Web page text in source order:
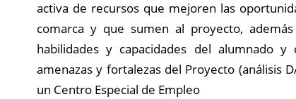
activa de recursos que mejoren las
comarca y que sumen al proyecto,
habilidades y capacidades del alumnado y
amenazas y fortalezas del Proyecto (análisis
un Centro Especial de Empleo